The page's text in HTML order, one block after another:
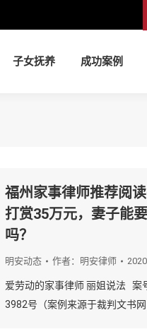
子女抚养 成功案例
福州家事律师推荐阅
打赏35万元，妻子能
吗？
明安动态 作者： 明安律师
爱劳动的家事律师 丽姐说法 案
3982号（案例来源于裁判文书网